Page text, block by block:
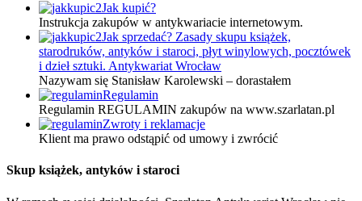
Jak kupić?
Instrukcja zakupów w antykwariacie internetowym.
Jak sprzedać? Zasady skupu książek,
starodruków, antyków i staroci, płyt winylowych, pocztówek
i dzieł sztuki. Antykwariat Wrocław
Nazywam się Stanisław Karolewski – dorastałem
Regulamin
Regulamin REGULAMIN zakupów na www.szarlatan.pl
Zwroty i reklamacje
Klient ma prawo odstąpić od umowy i zwrócić
Skup książek, antyków i staroci